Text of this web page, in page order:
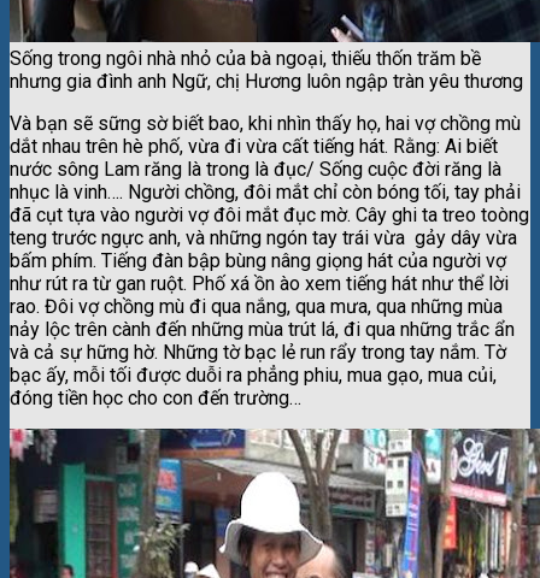
Sống trong ngôi nhà nhỏ của bà ngoại, thiếu thốn trăm bề
nhưng gia đình anh Ngữ, chị Hương luôn ngập tràn yêu thương
Và bạn sẽ sững sờ biết bao, khi nhìn thấy họ, hai vợ chồng mù
dắt nhau trên hè phố, vừa đi vừa cất tiếng hát. Rằng: Ai biết
nước sông Lam răng là trong là đục/ Sống cuộc đời răng là
nhục là vinh…. Người chồng, đôi mắt chỉ còn bóng tối, tay phải
đã cụt tựa vào người vợ đôi mắt đục mờ. Cây ghi ta treo toòng
teng trước ngực anh, và những ngón tay trái vừa gảy dây vừa
bấm phím. Tiếng đàn bập bùng nâng giọng hát của người vợ
như rút ra từ gan ruột. Phố xá ồn ào xem tiếng hát như thể lời
rao. Đôi vợ chồng mù đi qua nắng, qua mưa, qua những mùa
nảy lộc trên cành đến những mùa trút lá, đi qua những trắc ẩn
và cả sự hững hờ. Những tờ bạc lẻ run rẩy trong tay nắm. Tờ
bạc ấy, mỗi tối được duỗi ra phẳng phiu, mua gạo, mua củi,
đóng tiền học cho con đến trường…